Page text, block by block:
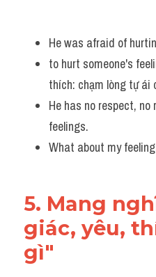
He was afraid of
to hurt someone's
thích: chạm lòng tự ái
He has no respect,
feelings.
What about my
5. Mang
giác, yêu,
gì"